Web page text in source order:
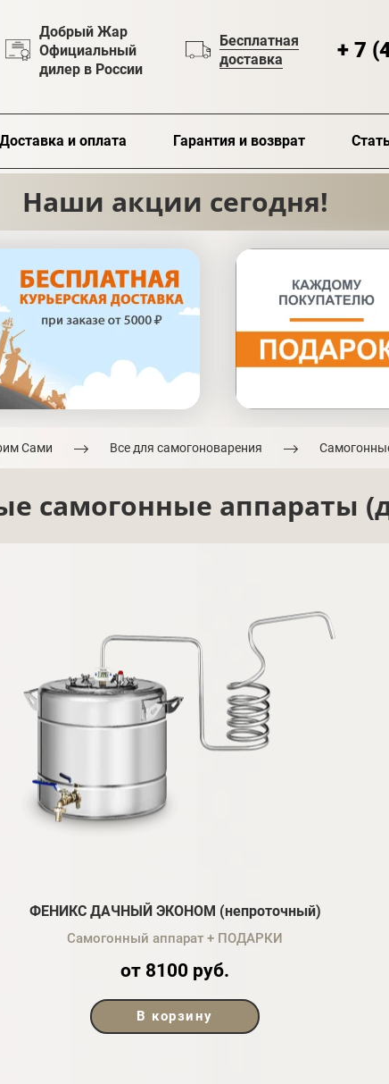
Добрый Жар
Официальный
дилер в России
Бесплатная
доставка
+ 7
Доставка и оплата Гарантия и возврат
Наши акции сегодня!
Сами Все для самогоноварения
самогонные аппараты
ФЕНИКС ДАЧНЫЙ ЭКОНОМ (непроточный)
Самогонный аппарат + ПОДАРКИ
от 8100 руб.
В корзину